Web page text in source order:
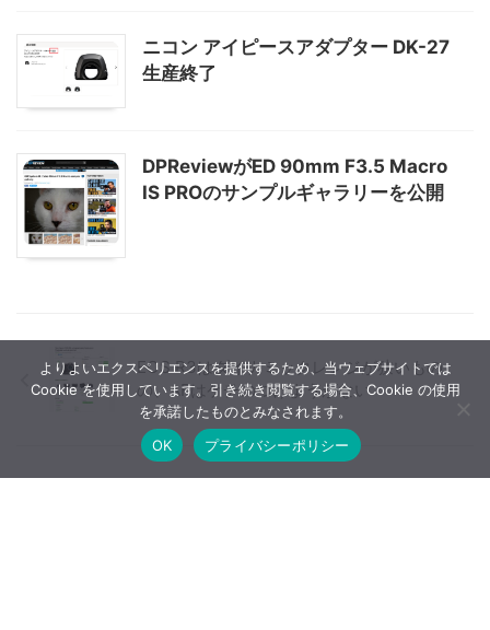
ニコン アイピースアダプター DK-27
生産終了
DPReviewがED 90mm F3.5 Macro
IS PROのサンプルギャラリーを公開
EOS R3はダイナミックレンジが狭いもの
の、AFはケチのつけようがない
よりよいエクスペリエンスを提供するため、当ウェブサイトでは
Cookie を使用しています。引き続き閲覧する場合、Cookie の使用
を承諾したものとみなされます。
OK
プライバシーポリシー